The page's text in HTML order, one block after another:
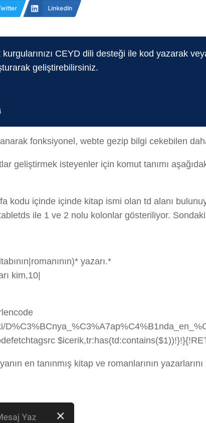
LinkedIn
CEYD dili desteği ile kod yazarak
geliştirebilirsiniz.
fonksiyonel, webte gezip bilgi cekebilen
geliştirmek isteyenler için komut tanımı
kodu içinde içinde kitap ismi olan td alanı
ile 1 ve 2 nolu kolonlar gösteriliyor.
yazarı.*
kim,10|
en tanınmış kitap ve romanlarının